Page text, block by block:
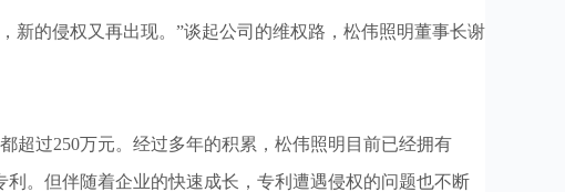
的侵权又再出现。”谈起公司的维权路，松伟照明董事长谢
过250万元。经过多年的积累，松伟照明目前已经拥有
。但伴随着企业的快速成长，专利遭遇侵权的问题也不断